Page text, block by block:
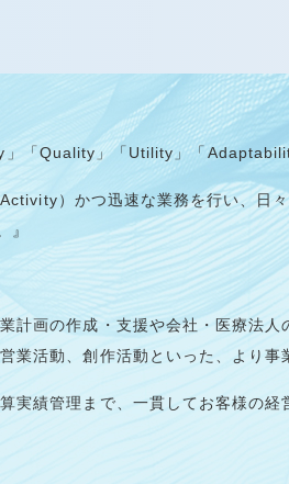
「Quality」「Utility」「
）かつ迅速な業務を行い、
』
計画の作成・支援や会社・医療法
業活動、創作活動といった、より事
実績管理まで、一貫してお客様の